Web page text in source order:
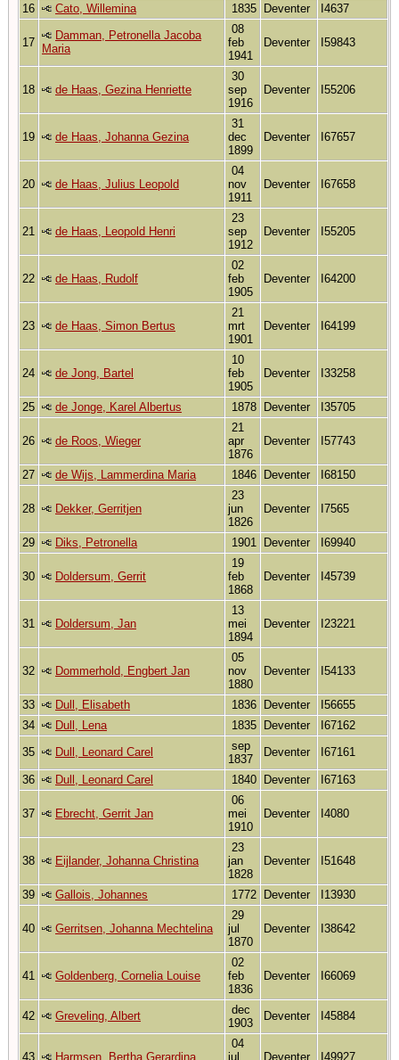
16 Cato, Willemina 1835 Deventer I4637
17
Damman, Petronella Jacoba
Maria
08
feb
1941
Deventer I59843
18 de Haas, Gezina Henriette
30
sep
1916
Deventer I55206
19 de Haas, Johanna Gezina
31
dec
1899
Deventer I67657
20 de Haas, Julius Leopold
04
nov
1911
Deventer I67658
21 de Haas, Leopold Henri
23
sep
1912
Deventer I55205
22 de Haas, Rudolf
02
feb
1905
Deventer I64200
23 de Haas, Simon Bertus
21
mrt
1901
Deventer I64199
24 de Jong, Bartel
10
feb
1905
Deventer I33258
25 de Jonge, Karel Albertus 1878 Deventer I35705
26 de Roos, Wieger
21
apr
1876
Deventer I57743
27 de Wijs, Lammerdina Maria 1846 Deventer I68150
28 Dekker, Gerritjen
23
jun
1826
Deventer I7565
29 Diks, Petronella 1901 Deventer I69940
30 Doldersum, Gerrit
19
feb
1868
Deventer I45739
31 Doldersum, Jan
13
mei
1894
Deventer I23221
32 Dommerhold, Engbert Jan
05
nov
1880
Deventer I54133
33 Dull, Elisabeth 1836 Deventer
I56655
34
Dull, Lena 1835 Deventer
I67162
35
Dull, Leonard Carel
sep
1837
Deventer I67161
36 Dull, Leonard Carel 1840 Deventer I67163
37 Ebrecht, Gerrit Jan
06
mei
1910
Deventer I4080
38 Eijlander, Johanna Christina
23
jan
1828
Deventer I51648
39 Gallois, Johannes 1772 Deventer I13930
40 Gerritsen, Johanna Mechtelina
29
jul
1870
Deventer I38642
41 Goldenberg, Cornelia Louise
02
feb
1836
Deventer I66069
42 Greveling, Albert
dec
1903
Deventer I45884
43 Harmsen, Bertha Gerardina
04
jul
Deventer I49927